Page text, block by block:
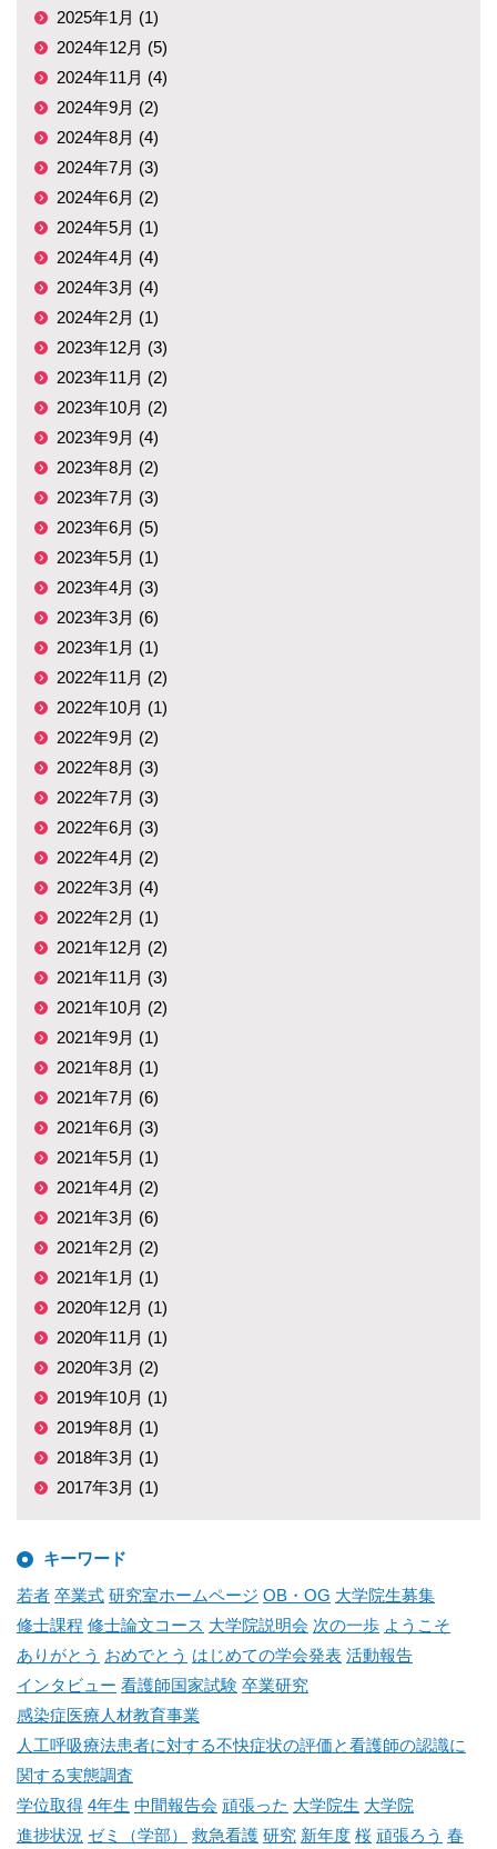
2025年1月 (1)
2024年12月 (5)
2024年11月 (4)
2024年9月 (2)
2024年8月 (4)
2024年7月 (3)
2024年6月 (2)
2024年5月 (1)
2024年4月 (4)
2024年3月 (4)
2024年2月 (1)
2023年12月 (3)
2023年11月 (2)
2023年10月 (2)
2023年9月 (4)
2023年8月 (2)
2023年7月 (3)
2023年6月 (5)
2023年5月 (1)
2023年4月 (3)
2023年3月 (6)
2023年1月 (1)
2022年11月 (2)
2022年10月 (1)
2022年9月 (2)
2022年8月 (3)
2022年7月 (3)
2022年6月 (3)
2022年4月 (2)
2022年3月 (4)
2022年2月 (1)
2021年12月 (2)
2021年11月 (3)
2021年10月 (2)
2021年9月 (1)
2021年8月 (1)
2021年7月 (6)
2021年6月 (3)
2021年5月 (1)
2021年4月 (2)
2021年3月 (6)
2021年2月 (2)
2021年1月 (1)
2020年12月 (1)
2020年11月 (1)
2020年3月 (2)
2019年10月 (1)
2019年8月 (1)
2018年3月 (1)
2017年3月 (1)
キーワード
若者 卒業式 研究室ホームページ OB・OG 大学院生募集
修士課程 修士論文コース 大学院説明会 次の一歩 ようこそ
ありがとう おめでとう はじめての学会発表 活動報告
インタビュー 看護師国家試験 卒業研究
感染症医療人材教育事業
人工呼吸療法患者に対する不快症状の評価と看護師の認識に
関する実態調査
学位取得 4年生 中間報告会 頑張った 大学院生 大学院
進捗状況 ゼミ（学部） 救急看護 研究 新年度 桜 頑張ろう 春